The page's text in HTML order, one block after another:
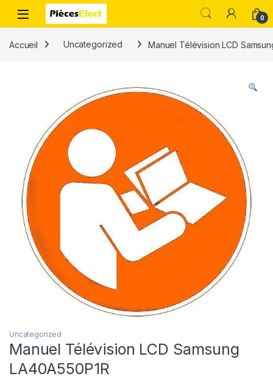
0
Accueil Uncategorized Manuel Télévision LCD
Uncategorized
Manuel Télévision LCD Samsung
LA40A550P1R